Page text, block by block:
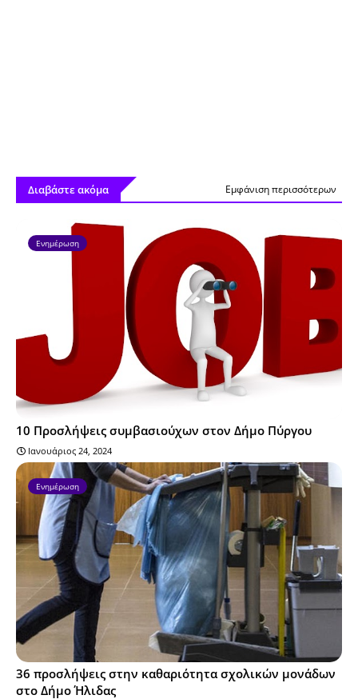
Διαβάστε ακόμα Εμφάνιση περισσότερων
Ενημέρωση
10 Προσλήψεις συμβασιούχων στον Δήμο Πύργου
Ιανουάριος 24, 2024
Ενημέρωση
36 προσλήψεις στην καθαριότητα σχολικών μονάδων
στο Δήμο Ήλιδας